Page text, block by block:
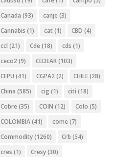
Canada (93) canje (3)
Cannabis (1) cat (1) CBD (4)
ccl (21) Cde (18) cds (1)
ceco2(9) CEDEAR(103)
CEPU (41) CGPA2(2) CHILE(28)
China (585) cig (1) citi (18)
Cobre (35) COIN (12) Colo (5)
COLOMBIA(41) come (7)
Commodity(1260) Crb (54)
cres (1) Cresy(30)